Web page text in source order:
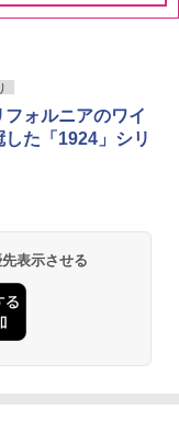
ぶり 85g×12個 日清
ップ麺
んこつ味 35g×15個
ラーメン ミニカップ
アウトドアにも ロ
買い おやつカン
ンレンジ 25L 一人
ラットテーブル ス
ュー19種搭載 角皿
F250TSV(B)
オーブンレンジ 26
調理 ホワイト RE-
ォルニアのワイ
た「1924」シリ
表示させる